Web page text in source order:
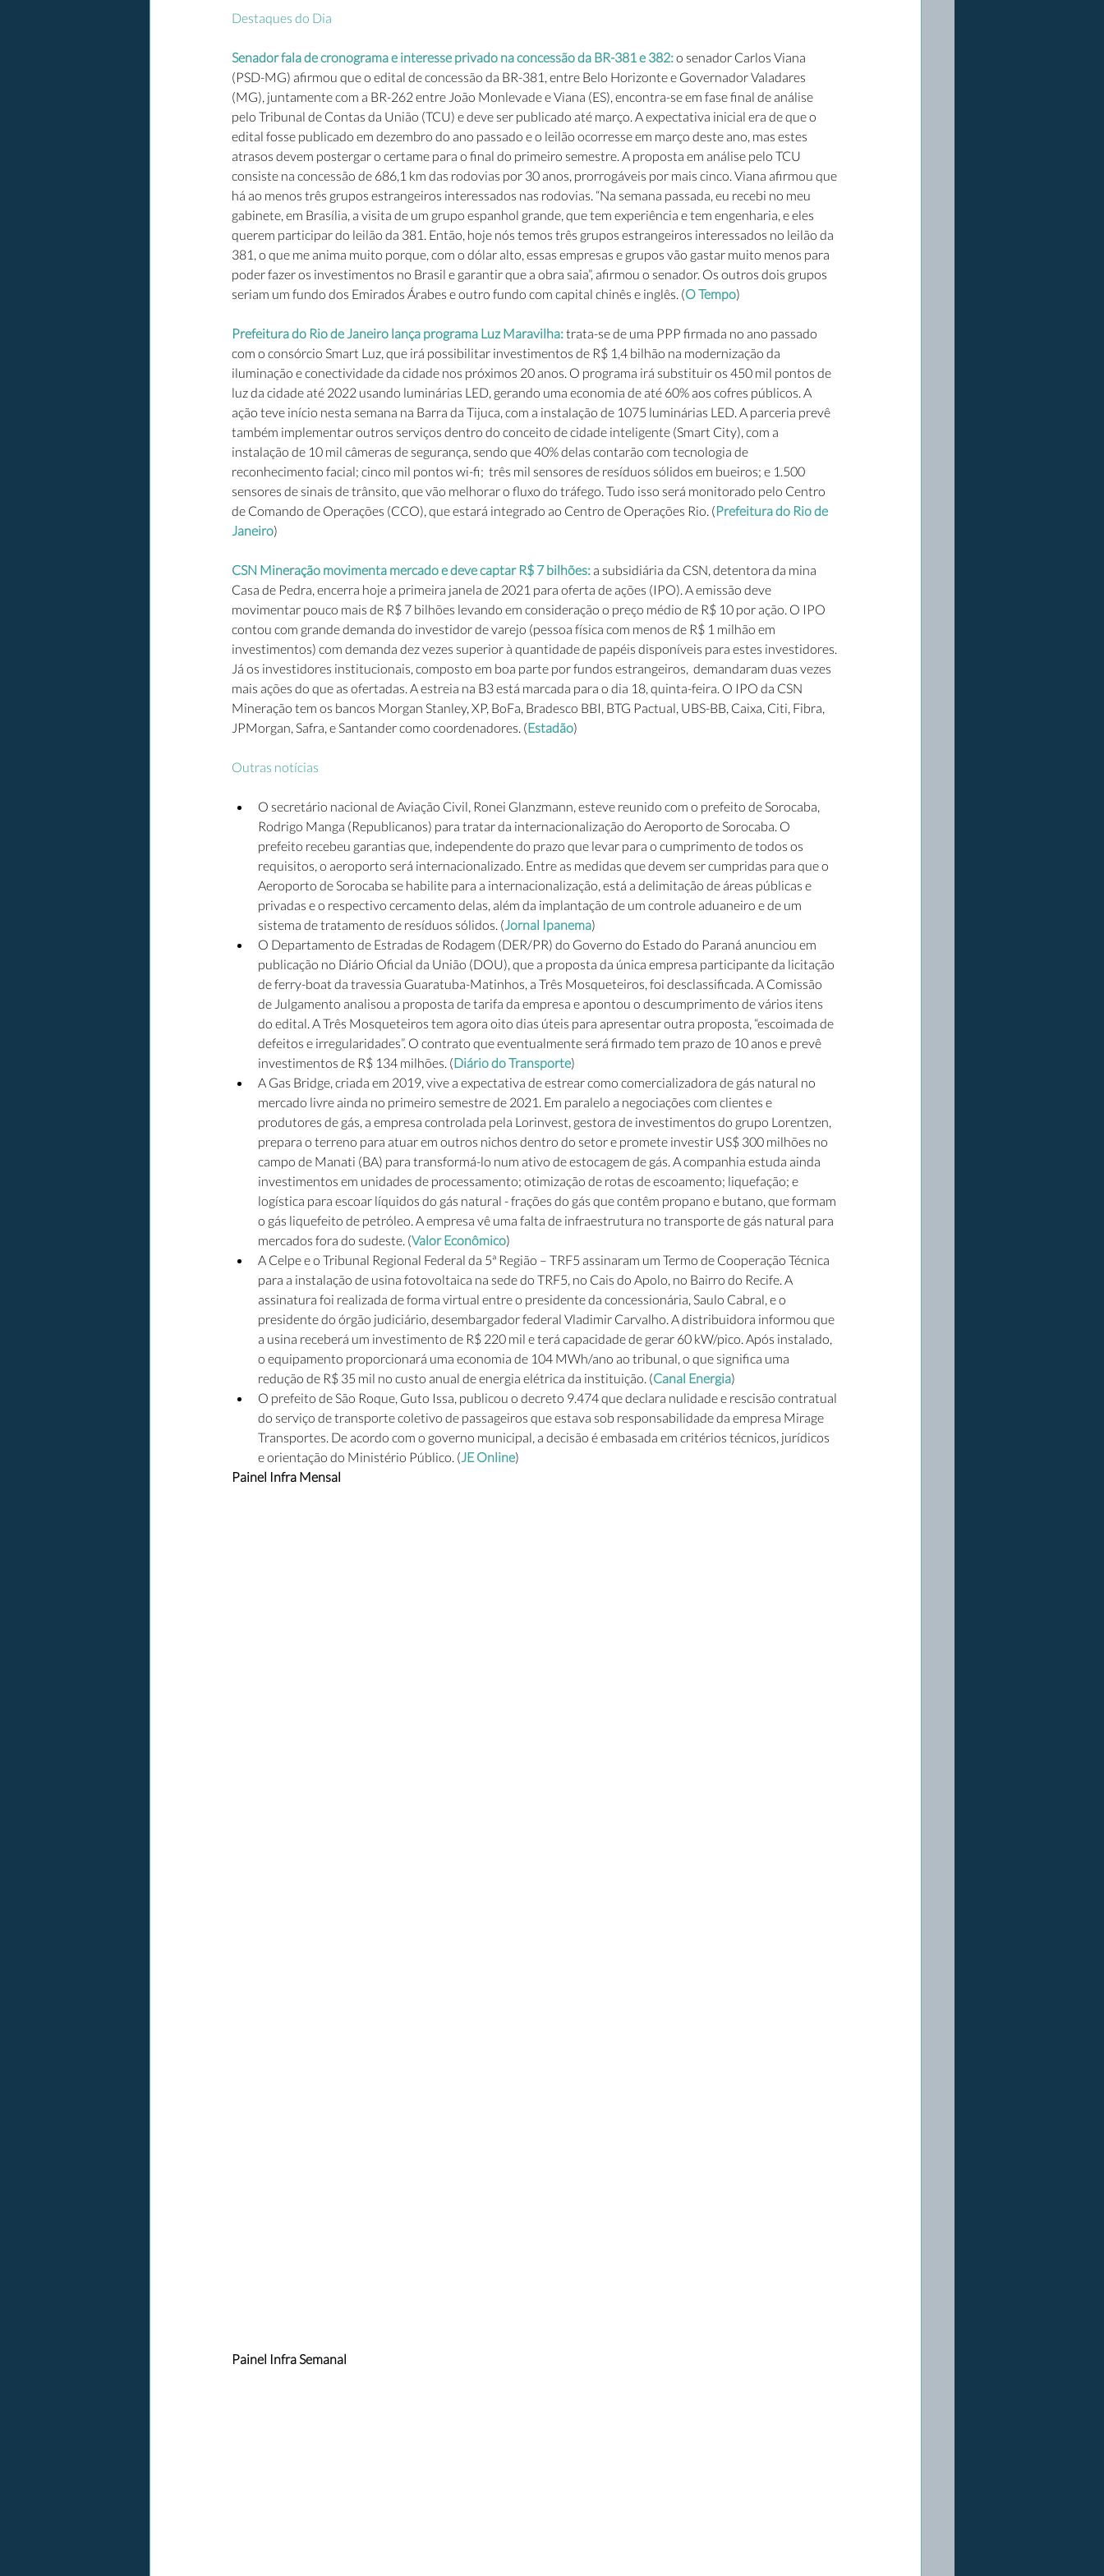
Destaques do Dia
Senador fala de cronograma e interesse privado na concessão da BR-381 e 382: o senador Carlos Viana
(PSD-MG) afirmou que o edital de concessão da BR-381, entre Belo Horizonte e Governador Valadares
(MG), juntamente com a BR-262 entre João Monlevade e Viana (ES), encontra-se em fase final de análise
pelo Tribunal de Contas da União (TCU) e deve ser publicado até março. A expectativa inicial era de que o
edital fosse publicado em dezembro do ano passado e o leilão ocorresse em março deste ano, mas estes
atrasos devem postergar o certame para o final do primeiro semestre. A proposta em análise pelo TCU
consiste na concessão de 686,1 km das rodovias por 30 anos, prorrogáveis por mais cinco. Viana afirmou que
há ao menos três grupos estrangeiros interessados nas rodovias. “Na semana passada, eu recebi no meu
gabinete, em Brasília, a visita de um grupo espanhol grande, que tem experiência e tem engenharia, e eles
querem participar do leilão da 381. Então, hoje nós temos três grupos estrangeiros interessados no leilão da
381, o que me anima muito porque, com o dólar alto, essas empresas e grupos vão gastar muito menos para
poder fazer os investimentos no Brasil e garantir que a obra saia”, afirmou o senador. Os outros dois grupos
seriam um fundo dos Emirados Árabes e outro fundo com capital chinês e inglês. (O Tempo)
Prefeitura do Rio de Janeiro lança programa Luz Maravilha: trata-se de uma PPP firmada no ano passado
com o consórcio Smart Luz, que irá possibilitar investimentos de R$ 1,4 bilhão na modernização da
iluminação e conectividade da cidade nos próximos 20 anos. O programa irá substituir os 450 mil pontos de
luz da cidade até 2022 usando luminárias LED, gerando uma economia de até 60% aos cofres públicos. A
ação teve início nesta semana na Barra da Tijuca, com a instalação de 1075 luminárias LED. A parceria prevê
também implementar outros serviços dentro do conceito de cidade inteligente (Smart City), com a
instalação de 10 mil câmeras de segurança, sendo que 40% delas contarão com tecnologia de
reconhecimento facial; cinco mil pontos wi-fi;  três mil sensores de resíduos sólidos em bueiros; e 1.500
sensores de sinais de trânsito, que vão melhorar o fluxo do tráfego. Tudo isso será monitorado pelo Centro
de Comando de Operações (CCO), que estará integrado ao Centro de Operações Rio. (Prefeitura do Rio de
Janeiro)
CSN Mineração movimenta mercado e deve captar R$ 7 bilhões: a subsidiária da CSN, detentora da mina
Casa de Pedra, encerra hoje a primeira janela de 2021 para oferta de ações (IPO). A emissão deve
movimentar pouco mais de R$ 7 bilhões levando em consideração o preço médio de R$ 10 por ação. O IPO
contou com grande demanda do investidor de varejo (pessoa física com menos de R$ 1 milhão em
investimentos) com demanda dez vezes superior à quantidade de papéis disponíveis para estes investidores.
Já os investidores institucionais, composto em boa parte por fundos estrangeiros,  demandaram duas vezes
mais ações do que as ofertadas. A estreia na B3 está marcada para o dia 18, quinta-feira. O IPO da CSN
Mineração tem os bancos Morgan Stanley, XP, BoFa, Bradesco BBI, BTG Pactual, UBS-BB, Caixa, Citi, Fibra,
JPMorgan, Safra, e Santander como coordenadores. (Estadão)
Outras notícias
O secretário nacional de Aviação Civil, Ronei Glanzmann, esteve reunido com o prefeito de Sorocaba,
Rodrigo Manga (Republicanos) para tratar da internacionalização do Aeroporto de Sorocaba. O
prefeito recebeu garantias que, independente do prazo que levar para o cumprimento de todos os
requisitos, o aeroporto será internacionalizado. Entre as medidas que devem ser cumpridas para que o
Aeroporto de Sorocaba se habilite para a internacionalização, está a delimitação de áreas públicas e
privadas e o respectivo cercamento delas, além da implantação de um controle aduaneiro e de um
sistema de tratamento de resíduos sólidos. (Jornal Ipanema)
O Departamento de Estradas de Rodagem (DER/PR) do Governo do Estado do Paraná anunciou em
publicação no Diário Oficial da União (DOU), que a proposta da única empresa participante da licitação
de ferry-boat da travessia Guaratuba-Matinhos, a Três Mosqueteiros, foi desclassificada. A Comissão
de Julgamento analisou a proposta de tarifa da empresa e apontou o descumprimento de vários itens
do edital. A Três Mosqueteiros tem agora oito dias úteis para apresentar outra proposta, “escoimada de
defeitos e irregularidades”. O contrato que eventualmente será firmado tem prazo de 10 anos e prevê
investimentos de R$ 134 milhões. (Diário do Transporte)
A Gas Bridge, criada em 2019, vive a expectativa de estrear como comercializadora de gás natural no
mercado livre ainda no primeiro semestre de 2021. Em paralelo a negociações com clientes e
produtores de gás, a empresa controlada pela Lorinvest, gestora de investimentos do grupo Lorentzen,
prepara o terreno para atuar em outros nichos dentro do setor e promete investir US$ 300 milhões no
campo de Manati (BA) para transformá-lo num ativo de estocagem de gás. A companhia estuda ainda
investimentos em unidades de processamento; otimização de rotas de escoamento; liquefação; e
logística para escoar líquidos do gás natural - frações do gás que contêm propano e butano, que formam
o gás liquefeito de petróleo. A empresa vê uma falta de infraestrutura no transporte de gás natural para
mercados fora do sudeste. (Valor Econômico)
A Celpe e o Tribunal Regional Federal da 5ª Região – TRF5 assinaram um Termo de Cooperação Técnica
para a instalação de usina fotovoltaica na sede do TRF5, no Cais do Apolo, no Bairro do Recife. A
assinatura foi realizada de forma virtual entre o presidente da concessionária, Saulo Cabral, e o
presidente do órgão judiciário, desembargador federal Vladimir Carvalho. A distribuidora informou que
a usina receberá um investimento de R$ 220 mil e terá capacidade de gerar 60 kW/pico. Após instalado,
o equipamento proporcionará uma economia de 104 MWh/ano ao tribunal, o que significa uma
redução de R$ 35 mil no custo anual de energia elétrica da instituição. (Canal Energia)
O prefeito de São Roque, Guto Issa, publicou o decreto 9.474 que declara nulidade e rescisão contratual
do serviço de transporte coletivo de passageiros que estava sob responsabilidade da empresa Mirage
Transportes. De acordo com o governo municipal, a decisão é embasada em critérios técnicos, jurídicos
e orientação do Ministério Público. (JE Online)
Painel Infra Mensal
Painel Infra Semanal